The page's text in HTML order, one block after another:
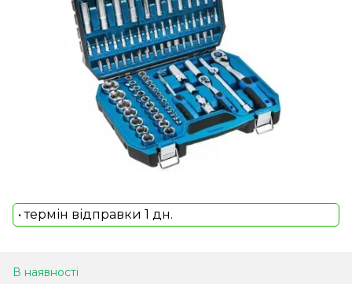
• термін відправки 1 дн.
В наявності